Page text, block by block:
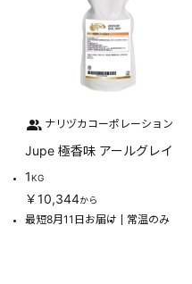
ナリヅカコーポレーション
Jupe 極香味 アールグレイ
1KG
￥10,344から
最短8月11日お届け 常温のみ